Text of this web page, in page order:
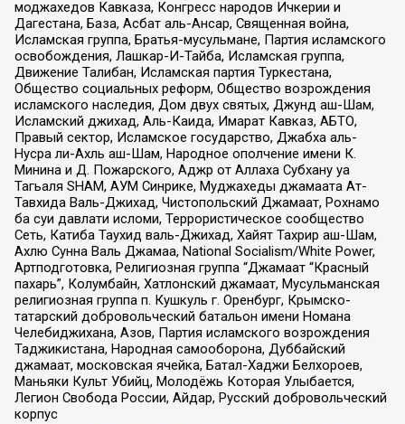
моджахедов Кавказа, Конгресс народов Ичкерии и
Дагестана, База, Асбат аль-Ансар, Священная война,
Исламская группа, Братья-мусульмане, Партия исламского
освобождения, Лашкар-И-Тайба, Исламская группа,
Движение Талибан, Исламская партия Туркестана,
Общество социальных реформ, Общество возрождения
исламского наследия, Дом двух святых, Джунд аш-Шам,
Исламский джихад, Аль-Каида, Имарат Кавказ, АБТО,
Правый сектор, Исламское государство, Джабха аль-
Нусра ли-Ахль аш-Шам, Народное ополчение имени К.
Минина и Д. Пожарского, Аджр от Аллаха Субхану уа
Тагьаля SHAM, АУМ Синрике, Муджахеды джамаата Ат-
Тавхида Валь-Джихад, Чистопольский Джамаат, Рохнамо
ба суи давлати исломи, Террористическое сообщество
Сеть, Катиба Таухид валь-Джихад, Хайят Тахрир аш-Шам,
Ахлю Сунна Валь Джамаа, National Socialism/White Power,
Артподготовка, Религиозная группа “Джамаат “Красный
пахарь”, Колумбайн, Хатлонский джамаат, Мусульманская
религиозная группа п. Кушкуль г. Оренбург, Крымско-
татарский добровольческий батальон имени Номана
Челебиджихана, Азов, Партия исламского возрождения
Таджикистана, Народная самооборона, Дуббайский
джамаат, московская ячейка, Батал-Хаджи Белхороев,
Маньяки Культ Убийц, Молодёжь Которая Улыбается,
Легион Свобода России, Айдар, Русский добровольческий
корпус